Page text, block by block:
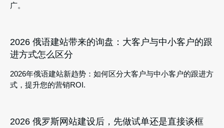
广。
2026 俄语建站带来的询盘：大客户与中小客户的跟
进方式怎么区分
2026年俄语建站新趋势：如何区分大客户与中小客户的跟进方
式，提升您的营销ROI.
2026 俄罗斯网站建设后，先做试单还是直接谈框